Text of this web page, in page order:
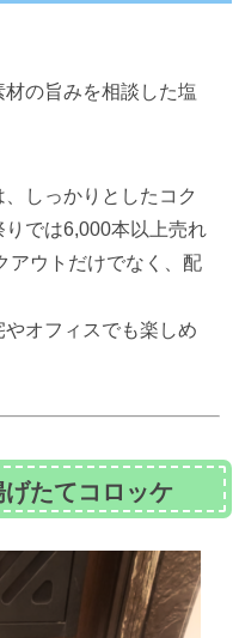
の旨みを相談した塩
しっかりとしたコク
では6,000本以上売れ
アウトだけでなく、配
オフィスでも楽しめ
たてコロッケ